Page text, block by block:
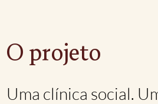
O projeto
Uma clínica social.